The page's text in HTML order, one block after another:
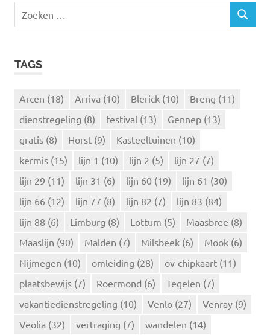
e
Z
TAGS
Arcen (18) Arriva (10) Blerick (10) Breng (11)
dienstregeling (8) festival (13) Gennep (13)
gratis (8) Horst (9) Kasteeltuinen (10)
kermis (15) lijn 1 (10) lijn 2 (5) lijn 27 (7)
lijn 29 (11) lijn 31 (6) lijn 60 (19) lijn 61 (30)
lijn 66 (12) lijn 77 (8) lijn 82 (7) lijn 83 (84)
lijn 88 (6) Limburg (8) Lottum (5) Maasbree (8)
Maaslijn (90) Malden (7) Milsbeek (6) Mook (6)
Nijmegen (10) omleiding (28) ov-chipkaart (11)
plaatsbewijs (7) Roermond (6) Tegelen (7)
vakantiedienstregeling (10) Venlo (27) Venray (9)
Veolia (32) vertraging (7) wandelen (14)